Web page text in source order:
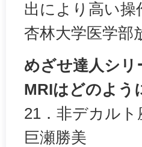
出により高い操
杏林大学医学
めざせ達人シリ
MRIはどのよう
21．非デカル
巨瀬勝美